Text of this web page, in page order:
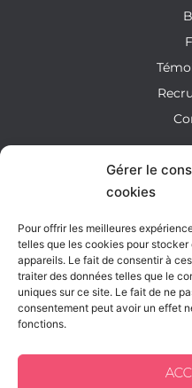
Gérer le
cookies
Pour offrir les meilleures
telles que les cookies pour
appareils. Le fait de consentir à
traiter des données telles que le
uniques sur ce site. Le fait de ne
consentement peut avoir un effet
fonctions.
Création
Comptabilité et